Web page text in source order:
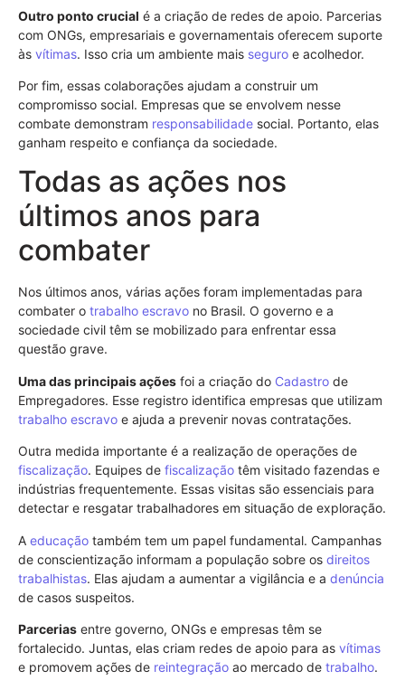
Outro ponto crucial é a criação de redes de apoio. Parcerias
com ONGs, empresariais e governamentais oferecem suporte
às vítimas. Isso cria um ambiente mais seguro e acolhedor.
Por fim, essas colaborações ajudam a construir um
compromisso social. Empresas que se envolvem nesse
combate demonstram responsabilidade social. Portanto, elas
ganham respeito e confiança da sociedade.
Todas as ações nos
últimos anos para
combater
Nos últimos anos, várias ações foram implementadas para
combater o trabalho escravo no Brasil. O governo e a
sociedade civil têm se mobilizado para enfrentar essa
questão grave.
Uma das principais ações foi a criação do Cadastro de
Empregadores. Esse registro identifica empresas que utilizam
trabalho escravo e ajuda a prevenir novas contratações.
Outra medida importante é a realização de operações de
fiscalização. Equipes de fiscalização têm visitado fazendas e
indústrias frequentemente. Essas visitas são essenciais para
detectar e resgatar trabalhadores em situação de exploração.
A educação também tem um papel fundamental. Campanhas
de conscientização informam a população sobre os direitos
trabalhistas. Elas ajudam a aumentar a vigilância e a denúncia
de casos suspeitos.
Parcerias entre governo, ONGs e empresas têm se
fortalecido. Juntas, elas criam redes de apoio para as vítimas
e promovem ações de reintegração ao mercado de trabalho.